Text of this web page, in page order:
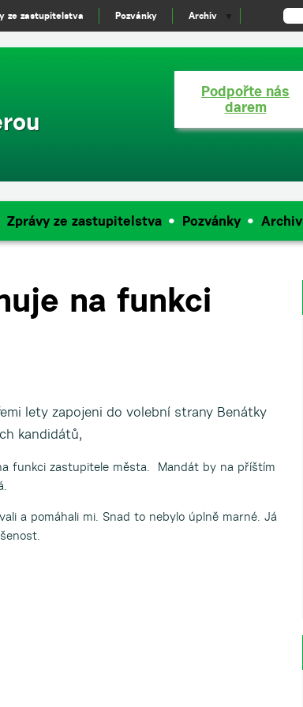
Podpořte nás
darem
Zprávy ze zastupitelstva Pozvánky Archiv
na funkci
lety zapojeni do volební strany Benátky
kandidátů,
funkci zastupitele města. Mandát by na příštím
a pomáhali mi. Snad to nebylo úplně marné. Já
ze zastupitelstva Pozvánky Archiv ▼